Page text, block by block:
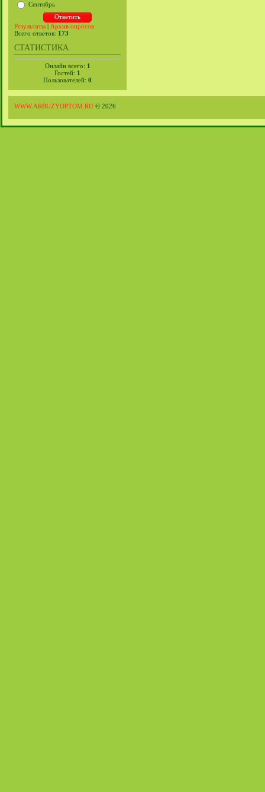
Сентябрь
Результаты | Архив опросов
Всего ответов: 173
СТАТИСТИКА
Онлайн всего: 1
Гостей: 1
Пользователей: 0
WWW.ARBUZYOPTOM.RU © 2026